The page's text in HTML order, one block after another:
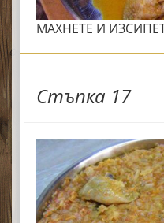
МАХНЕТЕ И
Стъпка 17